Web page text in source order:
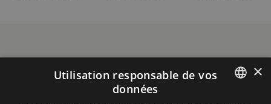
×
Utilisation responsable de vos
données